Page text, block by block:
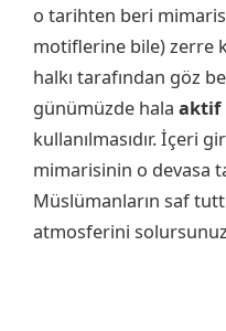
o tarihten beri
motiflerine bile) zerre
halkı tarafından göz
günümüzde halaaktif
kullanılmasıdır. İçeri
mimarisinin o devasa
Müslümanların saf
atmosferini